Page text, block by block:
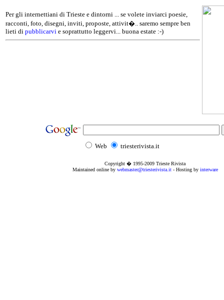
Per gli internettiani di Trieste e dintorni ... se volete inviarci poesie,
racconti, foto, disegni, inviti, proposte, attivit�.. saremo sempre ben
lieti di pubblicarvi e soprattutto leggervi... buona estate :-)
Web triesterivista.it
Copyright � 1995-2009 Trieste Rivista
Maintained online by webmaster@triesterivista.it- Hosting by interware